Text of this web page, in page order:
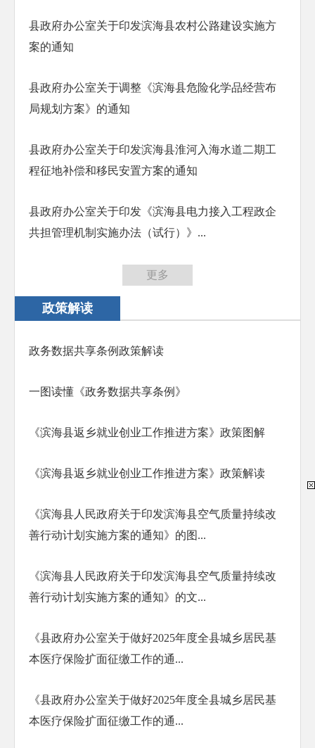
县政府办公室关于印发滨海县农村公路建设实施方
案的通知
县政府办公室关于调整《滨海县危险化学品经营布
局规划方案》的通知
县政府办公室关于印发滨海县淮河入海水道二期工
程征地补偿和移民安置方案的通知
县政府办公室关于印发《滨海县电力接入工程政企
共担管理机制实施办法（试行）》...
更多
政策解读
政务数据共享条例政策解读
一图读懂《政务数据共享条例》
《滨海县返乡就业创业工作推进方案》政策图解
《滨海县返乡就业创业工作推进方案》政策解读​
《滨海县人民政府关于印发滨海县空气质量持续改
善行动计划实施方案的通知》的图...
《滨海县人民政府关于印发滨海县空气质量持续改
善行动计划实施方案的通知》的文...
《县政府办公室关于做好2025年度全县城乡居民基
本医疗保险扩面征缴工作的通...
《县政府办公室关于做好2025年度全县城乡居民基
本医疗保险扩面征缴工作的通...